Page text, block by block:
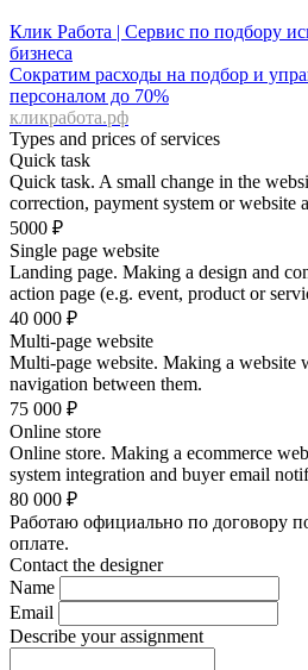
Клик Работа | Сервис по подбору
бизнеса
Сократим расходы на подбор и
персоналом до 70%
кликработа.рф
Types and prices of services
Quick task
Quick task. A small change in the
correction, payment system or website
5000 ₽
Single page website
Landing page. Making a design and
action page (e.g. event, product or
40 000 ₽
Multi-page website
Multi-page website. Making a website
navigation between them.
75 000 ₽
Online store
Online store. Making a ecommerce
system integration and buyer email
80 000 ₽
Работаю официально по договору
оплате.
Contact the designer
Name
Email
Describe your assignment